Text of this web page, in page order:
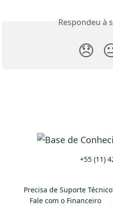
Respondeu à
😞
+55 (11)
Precisa de Suporte
Fale com o Financeiro